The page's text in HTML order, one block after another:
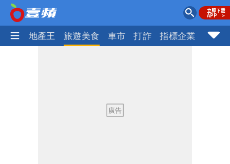
技 地產王 旅遊美食 車市 打詐 指標企業 壹蘋
男裁判勒令女選手「解衣」檢查
揮別9年演藝圈 女演員當「全職運將」